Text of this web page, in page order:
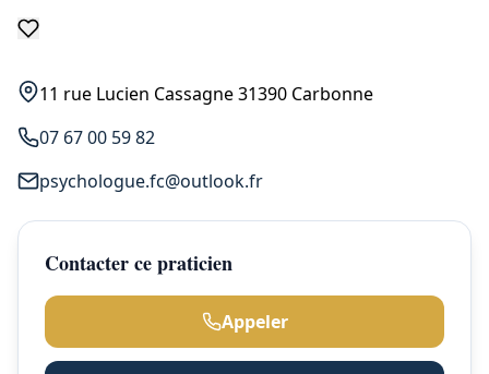
11 rue Lucien Cassagne 31390 Carbonne
07 67 00 59 82
psychologue.fc@outlook.fr
Contacter ce praticien
Appeler